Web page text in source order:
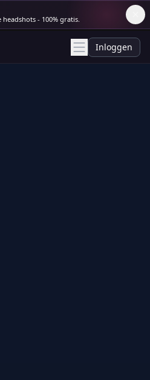
- 100% gratis.
Inloggen